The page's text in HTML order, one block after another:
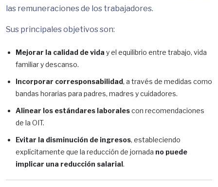
las remuneraciones de los trabajadores.
Sus principales objetivos son:
Mejorar la calidad de vida y el equilibrio entre trabajo, vida
familiar y descanso.
Incorporar corresponsabilidad, a través de medidas como
bandas horarias para padres, madres y cuidadores.
Alinear los estándares laboralescon recomendaciones
de la OIT.
Evitar la disminución de ingresos, estableciendo
explícitamente que la reducción de jornada no puede
implicar una reducción salarial.